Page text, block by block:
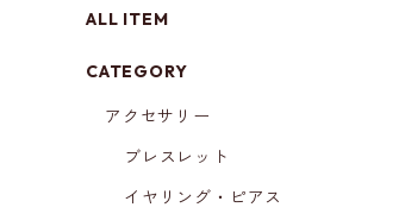
ALL ITEM
CATEGORY
アクセサリー
ブレスレット
イヤリング・ピアス